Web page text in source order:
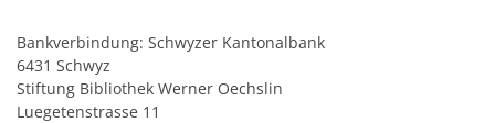
Bankverbindung: Schwyzer Kantonalbank
6431 Schwyz
Stiftung Bibliothek Werner Oechslin
Luegetenstrasse 11